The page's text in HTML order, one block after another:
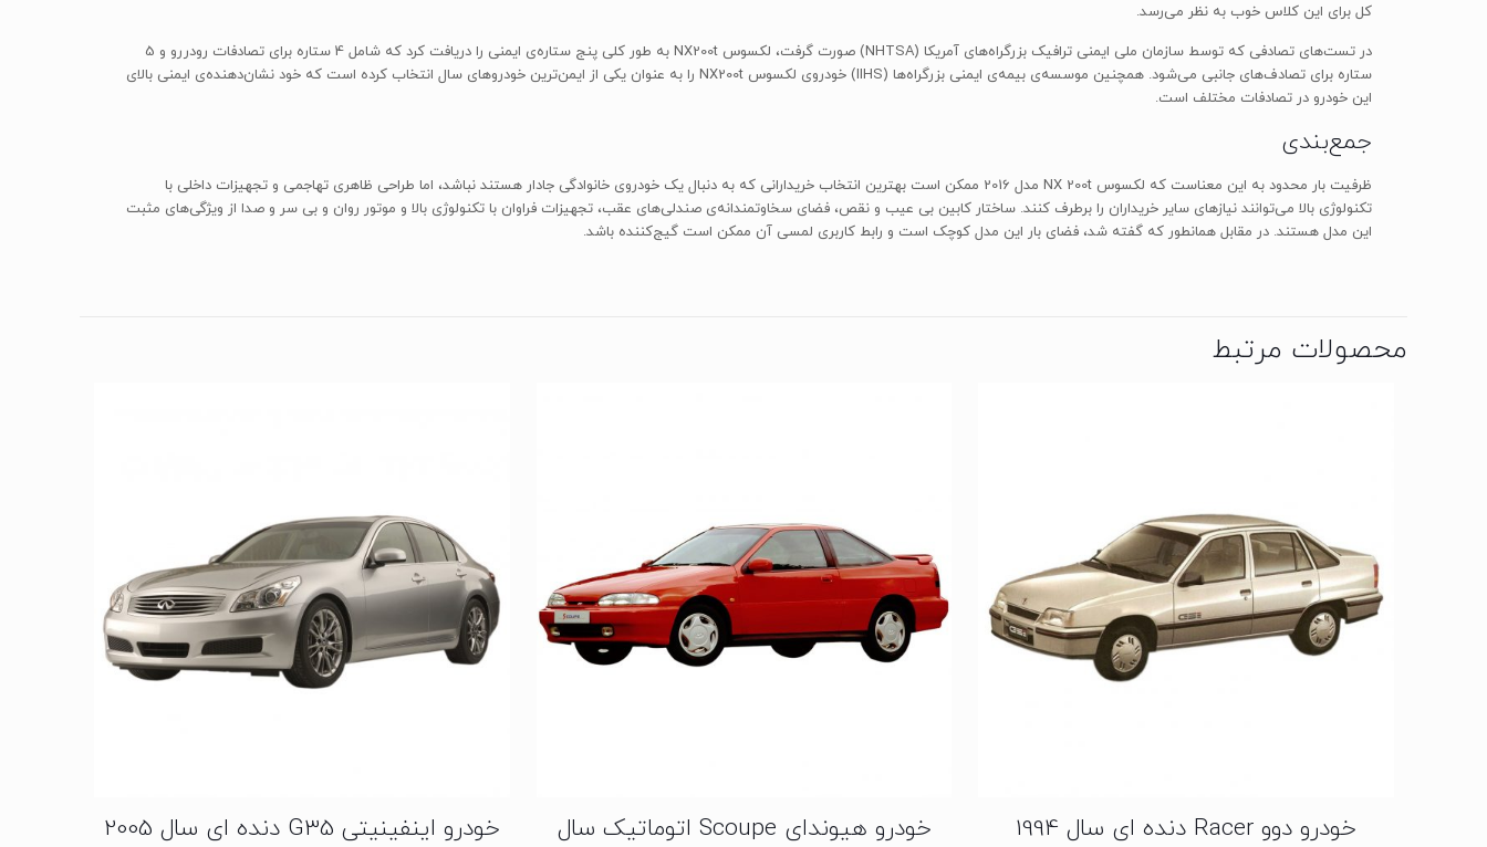
کل برای این کلاس خوب به نظر می‌رسد.
در تست‌های تصادفی که توسط سازمان ملی ایمنی ترافیک بزرگراه‌های آمریکا (NHTSA) صورت گرفت، لکسوس NX200t به طور کلی پنج ستاره‌ی ایمنی را دریافت کرد که شامل 4 ستاره برای تصادفات رودررو و 5
ستاره برای تصادف‌های جانبی می‌شود. همچنین موسسه‌ی بیمه‌ی ایمنی بزرگراه‌ها (IIHS) خودروی لکسوس NX200t را به عنوان یکی از ایمن‌ترین خودروهای سال انتخاب کرده است که خود نشان‌دهنده‌ی ایمنی بالای
این خودرو در تصادفات مختلف است.
جمع‌بندی
ظرفیت بار محدود به این معناست که لکسوس NX 200t مدل 2016 ممکن است بهترین انتخاب خریدارانی که به دنبال یک خودروی خانوادگی جادار هستند نباشد، اما طراحی ظاهری تهاجمی و تجهیزات داخلی با
تکنولوژی بالا می‌توانند نیازهای سایر خریداران را برطرف کنند. ساختار کابین بی عیب و نقص، فضای سخاوتمندانه‌ی صندلی‌های عقب، تجهیزات فراوان با تکنولوژی بالا و موتور روان و بی سر و صدا از ویژگی‌های مثبت
این مدل هستند. در مقابل همانطور که گفته شد، فضای بار این مدل کوچک است و رابط کاربری لمسی آن ممکن است گیج‌کننده باشد.
محصولات مرتبط
خودرو دوو Racer دنده ای سال 1994
خودرو هیوندای Scoupe اتوماتیک سال
خودرو اینفینیتی G35 دنده ای سال 2005